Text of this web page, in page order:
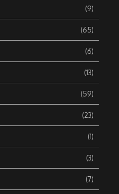
(9)
(65)
(6)
(13)
(59)
(23)
(1)
(3)
(7)